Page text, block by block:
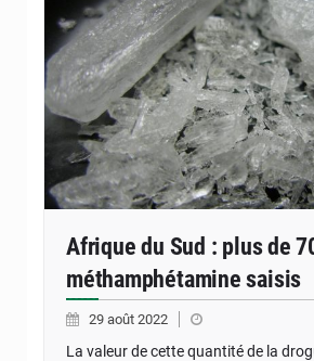
Afrique du Sud : plus de
méthamphétamine saisis
29 août 2022
La valeur de cette quantité de la